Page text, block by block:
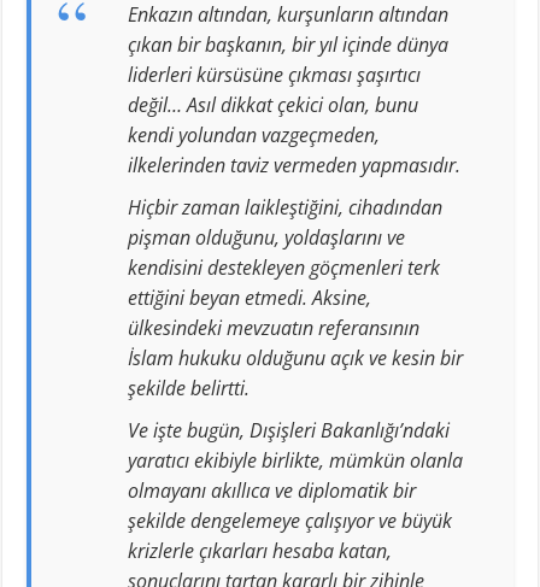
Enkazın altından, kurşunların altından
çıkan bir başkanın, bir yıl içinde dünya
liderleri kürsüsüne çıkması şaşırtıcı
değil… Asıl dikkat çekici olan, bunu
kendi yolundan vazgeçmeden,
ilkelerinden taviz vermeden yapmasıdır.
Hiçbir zaman laikleştiğini, cihadından
pişman olduğunu, yoldaşlarını ve
kendisini destekleyen göçmenleri terk
ettiğini beyan etmedi. Aksine,
ülkesindeki mevzuatın referansının
İslam hukuku olduğunu açık ve kesin bir
şekilde belirtti.
Ve işte bugün, Dışişleri Bakanlığı’ndaki
yaratıcı ekibiyle birlikte, mümkün olanla
olmayanı akıllıca ve diplomatik bir
şekilde dengelemeye çalışıyor ve büyük
krizlerle çıkarları hesaba katan,
sonuçlarını tartan kararlı bir zihinle